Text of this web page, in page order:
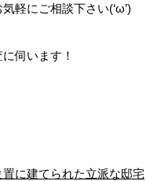
軽にご相談下さい(‘ω’)
伺います！
に建てられた立派な邸宅